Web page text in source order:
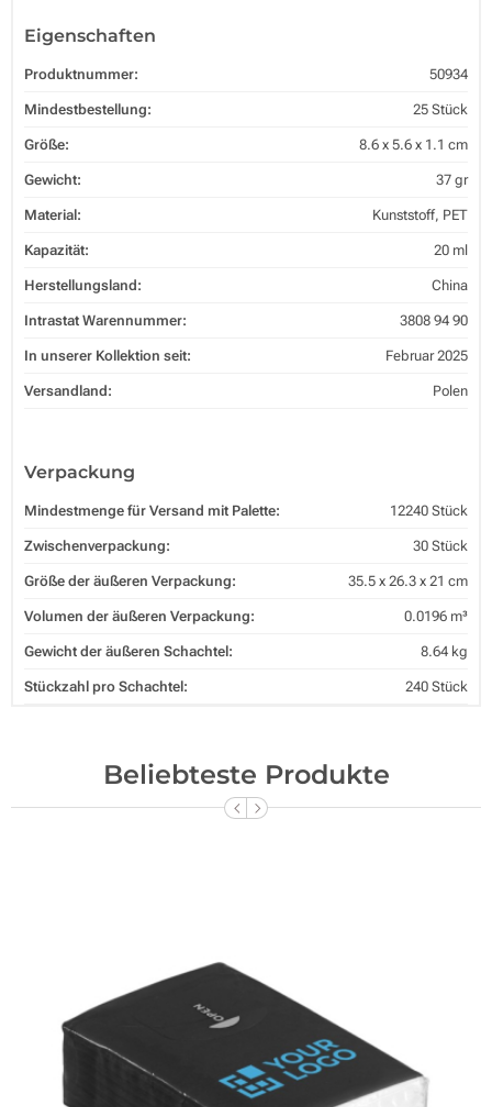
Eigenschaften
Produktnummer: 50934
Mindestbestellung: 25 Stück
Größe: 8.6 x 5.6 x 1.1 cm
Gewicht: 37 gr
Material: Kunststoff, PET
Kapazität: 20 ml
Herstellungsland: China
Intrastat Warennummer: 3808 94 90
In unserer Kollektion seit: Februar 2025
Versandland: Polen
Verpackung
Mindestmenge für Versand mit Palette: 12240 Stück
Zwischenverpackung: 30 Stück
Größe der äußeren Verpackung: 35.5 x 26.3 x 21 cm
Volumen der äußeren Verpackung: 0.0196 m³
Gewicht der äußeren Schachtel: 8.64 kg
Stückzahl pro Schachtel: 240 Stück
Beliebteste Produkte